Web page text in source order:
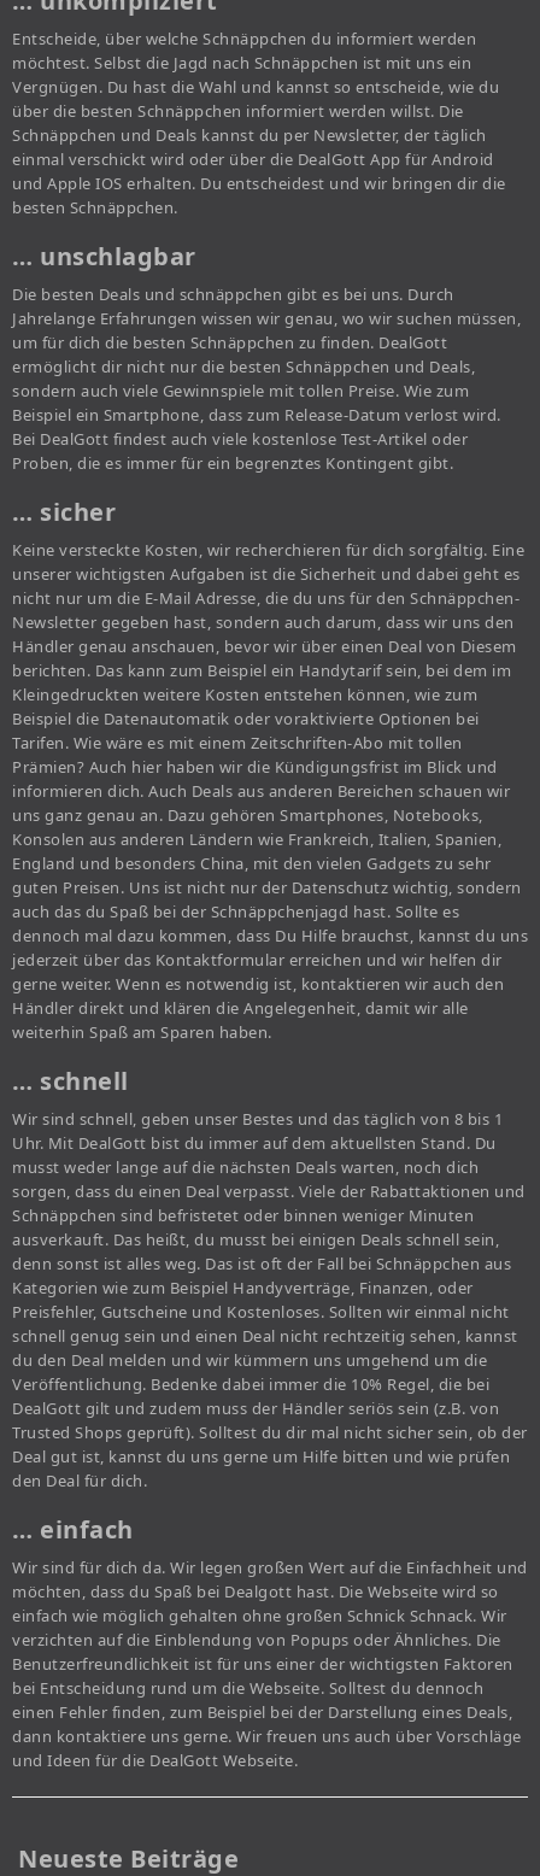
Entscheide, über welche Schnäppchen du informiert werden
möchtest. Selbst die Jagd nach Schnäppchen ist mit uns ein
Vergnügen. Du hast die Wahl und kannst so entscheide, wie du
über die besten Schnäppchen informiert werden willst. Die
Schnäppchen und Deals kannst du per Newsletter, der täglich
einmal verschickt wird oder über die DealGott App für Android
und Apple IOS erhalten. Du entscheidest und wir bringen dir die
besten Schnäppchen.
… unschlagbar
Die besten Deals und schnäppchen gibt es bei uns. Durch
Jahrelange Erfahrungen wissen wir genau, wo wir suchen müssen,
um für dich die besten Schnäppchen zu finden. DealGott
ermöglicht dir nicht nur die besten Schnäppchen und Deals,
sondern auch viele Gewinnspiele mit tollen Preise. Wie zum
Beispiel ein Smartphone, dass zum Release-Datum verlost wird.
Bei DealGott findest auch viele kostenlose Test-Artikel oder
Proben, die es immer für ein begrenztes Kontingent gibt.
… sicher
Keine versteckte Kosten, wir recherchieren für dich sorgfältig. Eine
unserer wichtigsten Aufgaben ist die Sicherheit und dabei geht es
nicht nur um die E-Mail Adresse, die du uns für den Schnäppchen-
Newsletter gegeben hast, sondern auch darum, dass wir uns den
Händler genau anschauen, bevor wir über einen Deal von Diesem
berichten. Das kann zum Beispiel ein Handytarif sein, bei dem im
Kleingedruckten weitere Kosten entstehen können, wie zum
Beispiel die Datenautomatik oder voraktivierte Optionen bei
Tarifen. Wie wäre es mit einem Zeitschriften-Abo mit tollen
Prämien? Auch hier haben wir die Kündigungsfrist im Blick und
informieren dich. Auch Deals aus anderen Bereichen schauen wir
uns ganz genau an. Dazu gehören Smartphones, Notebooks,
Konsolen aus anderen Ländern wie Frankreich, Italien, Spanien,
England und besonders China, mit den vielen Gadgets zu sehr
guten Preisen. Uns ist nicht nur der Datenschutz wichtig, sondern
auch das du Spaß bei der Schnäppchenjagd hast. Sollte es
dennoch mal dazu kommen, dass Du Hilfe brauchst, kannst du uns
jederzeit über das Kontaktformular erreichen und wir helfen dir
gerne weiter. Wenn es notwendig ist, kontaktieren wir auch den
Händler direkt und klären die Angelegenheit, damit wir alle
weiterhin Spaß am Sparen haben.
… schnell
Wir sind schnell, geben unser Bestes und das täglich von 8 bis 1
Uhr. Mit DealGott bist du immer auf dem aktuellsten Stand. Du
musst weder lange auf die nächsten Deals warten, noch dich
sorgen, dass du einen Deal verpasst. Viele der Rabattaktionen und
Schnäppchen sind befristetet oder binnen weniger Minuten
ausverkauft. Das heißt, du musst bei einigen Deals schnell sein,
denn sonst ist alles weg. Das ist oft der Fall bei Schnäppchen aus
Kategorien wie zum Beispiel Handyverträge, Finanzen, oder
Preisfehler, Gutscheine und Kostenloses. Sollten wir einmal nicht
schnell genug sein und einen Deal nicht rechtzeitig sehen, kannst
du den Deal melden und wir kümmern uns umgehend um die
Veröffentlichung. Bedenke dabei immer die 10% Regel, die bei
DealGott gilt und zudem muss der Händler seriös sein (z.B. von
Trusted Shops geprüft). Solltest du dir mal nicht sicher sein, ob der
Deal gut ist, kannst du uns gerne um Hilfe bitten und wie prüfen
den Deal für dich.
… einfach
Wir sind für dich da. Wir legen großen Wert auf die Einfachheit und
möchten, dass du Spaß bei Dealgott hast. Die Webseite wird so
einfach wie möglich gehalten ohne großen Schnick Schnack. Wir
verzichten auf die Einblendung von Popups oder Ähnliches. Die
Benutzerfreundlichkeit ist für uns einer der wichtigsten Faktoren
bei Entscheidung rund um die Webseite. Solltest du dennoch
einen Fehler finden, zum Beispiel bei der Darstellung eines Deals,
dann kontaktiere uns gerne. Wir freuen uns auch über Vorschläge
und Ideen für die DealGott Webseite.
Neueste Beiträge